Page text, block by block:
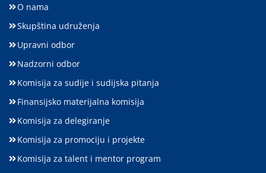
O nama
Skupština udruženja
Upravni odbor
Nadzorni odbor
Komisija za sudije i sudijska pitanja
Finansijsko materijalna komisija
Komisija za delegiranje
Komisija za promociju i projekte
Komisija za talent i mentor program